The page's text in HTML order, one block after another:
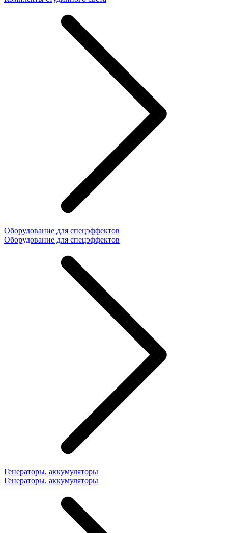
Оборудование для спецэффектов
Оборудование для спецэффектов
Генераторы, аккумуляторы
Генераторы, аккумуляторы